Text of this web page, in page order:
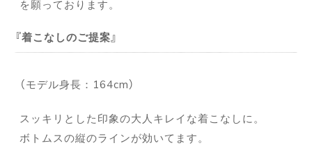
を願っております。
着こなしのご提案
（モデル身長：164cm）
スッキリとした印象の大人キレイな着こなしに。
ボトムスの縦のラインが効いてます。